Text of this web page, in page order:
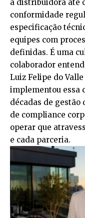
a distribuidora até
conformidade
especificação
equipes com
definidas. É uma
colaborador
Luiz Felipe do
implementou essa
décadas de gestão
de compliance
operar que
e cada parceria.